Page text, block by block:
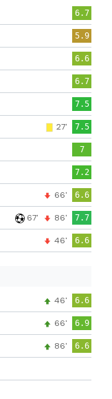
6.7
5.9
6.6
6.7
7.5
27' 7.5
7
7.2
66' 6.6
67' 86' 7.7
46' 6.6
46' 6.6
66' 6.9
86' 6.6